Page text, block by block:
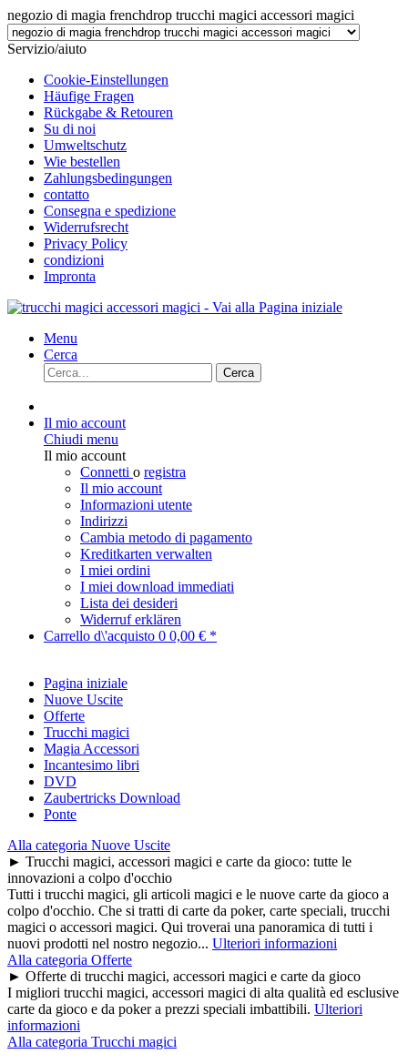
negozio di magia frenchdrop trucchi magici accessori magici
Servizio/aiuto
Cookie-Einstellungen
Häufige Fragen
Rückgabe & Retouren
Su di noi
Umweltschutz
Wie bestellen
Zahlungsbedingungen
contatto
Consegna e spedizione
Widerrufsrecht
Privacy Policy
condizioni
Impronta
Menu
Cerca
Cerca
Il mio account
Chiudi menu
Il mio account
Connetti o registra
Il mio account
Informazioni utente
Indirizzi
Cambia metodo di pagamento
Kreditkarten verwalten
I miei ordini
I miei download immediati
Lista dei desideri
Widerruf erklären
Carrello d\'acquisto 0 0,00 € *
Pagina iniziale
Nuove Uscite
Offerte
Trucchi magici
Magia Accessori
Incantesimo libri
DVD
Zaubertricks Download
Ponte
Alla categoria Nuove Uscite
► Trucchi magici, accessori magici e carte da gioco: tutte le
innovazioni a colpo d'occhio
Tutti i trucchi magici, gli articoli magici e le nuove carte da gioco a
colpo d'occhio. Che si tratti di carte da poker, carte speciali, trucchi
magici o accessori magici. Qui troverai una panoramica di tutti i
nuovi prodotti nel nostro negozio... Ulteriori informazioni
Alla categoria Offerte
► Offerte di trucchi magici, accessori magici e carte da gioco
I migliori trucchi magici, accessori magici di alta qualità ed esclusive
carte da gioco e da poker a prezzi speciali imbattibili. Ulteriori
informazioni
Alla categoria Trucchi magici